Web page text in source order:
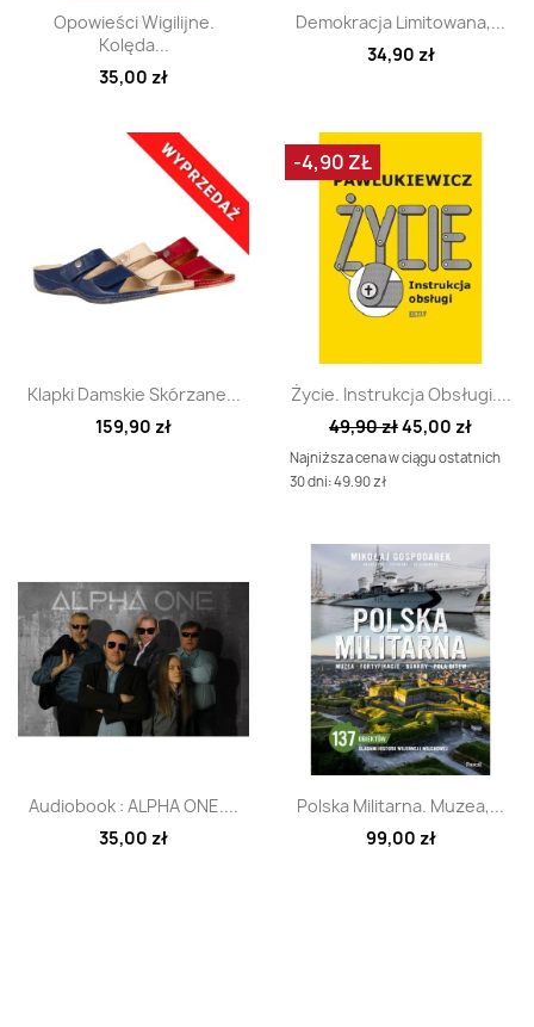
Szybki podgląd
Opowieści Wigilijne.
Kolęda...
35,00 zł
Szybki podgląd
Demokracja Limitowana,...
34,90 zł
Szybki podgląd
Klapki Damskie Skórzane...
159,90 zł
 Szybki podgląd
Życie. Instrukcja Obsługi....
49,90 zł45,00 zł
Najniższa cena w ciągu ostatnich
30 dni: 49.90 zł
-4,90 ZŁ
Szybki podgląd
Audiobook : ALPHA ONE....
35,00 zł
Szybki podgląd
Polska Militarna. Muzea,...
99,00 zł